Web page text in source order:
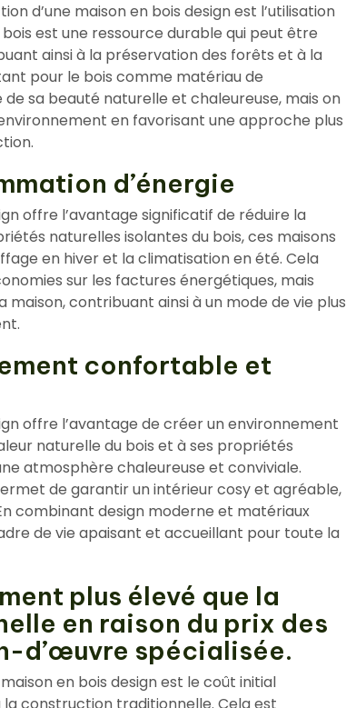
d’une maison en bois design est l’utilisation
est une ressource durable qui peut être
ainsi à la préservation des forêts et à la
pour le bois comme matériau de
sa beauté naturelle et chaleureuse, mais on
en favorisant une approche plus
d’énergie
offre l’avantage significatif de réduire la
naturelles isolantes du bois, ces maisons
en hiver et la climatisation en été. Cela
sur les factures énergétiques, mais
contribuant ainsi à un mode de vie plus
confortable et
offre l’avantage de créer un environnement
naturelle du bois et à ses propriétés
atmosphère chaleureuse et conviviale.
de garantir un intérieur cosy et agréable,
combinant design moderne et matériaux
de vie apaisant et accueillant pour toute la
plus élevé que la
en raison du prix des
d’œuvre spécialisée.
en bois design est le coût initial